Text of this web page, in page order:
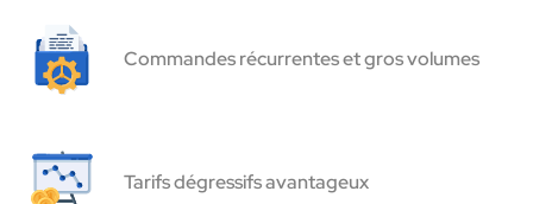
Commandes récurrentes et gros volumes
Tarifs dégressifs avantageux